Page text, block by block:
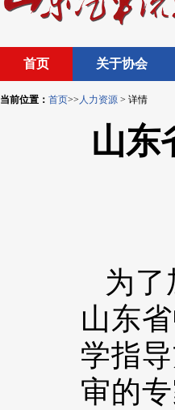
首页 关于协会
当前位置： 首页>> 人力资源 > 详情
山东
为
山东
学指
审的